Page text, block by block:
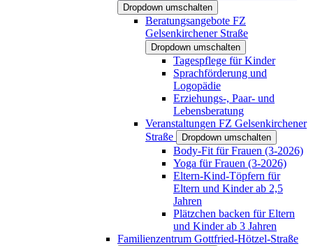
Dropdown umschalten
Beratungsangebote FZ
Gelsenkirchener Straße
Dropdown umschalten
Tagespflege für Kinder
Sprachförderung und
Logopädie
Erziehungs-, Paar- und
Lebensberatung
Veranstaltungen FZ Gelsenkirchener
Straße
Dropdown umschalten
Body-Fit für Frauen (3-2026)
Yoga für Frauen (3-2026)
Eltern-Kind-Töpfern für
Eltern und Kinder ab 2,5
Jahren
Plätzchen backen für Eltern
und Kinder ab 3 Jahren
Familienzentrum Gottfried-Hötzel-Straße